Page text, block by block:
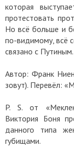
которая
протестовать
Но всё больше и
по-видимому, всё
связано с Путиным.
Автор: Франк
зовут). Перевёл:
P. S. от
Виктория Боня
данного типа
губищами.